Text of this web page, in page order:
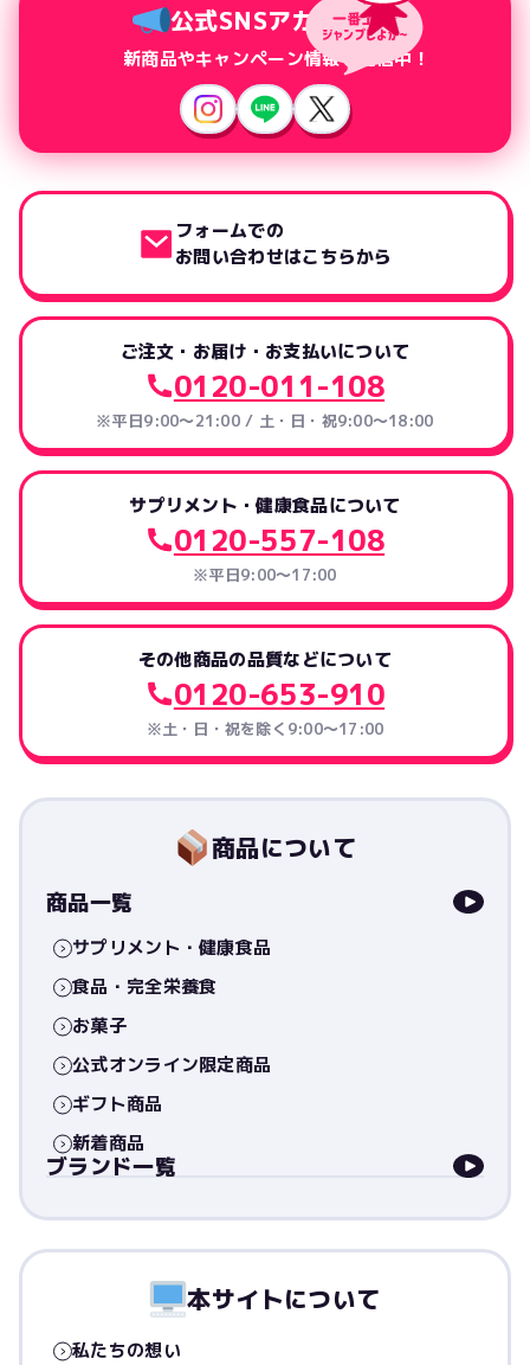
公式SNSアカウント
新商品やキャンペーン情報を配信中！
フォームでの
お問い合わせはこちらから
ご注文・お届け・お支払いについて
0120-011-108
※平日9:00～21:00 / 土・日・祝9:00～18:00
サプリメント・健康食品について
0120-557-108
※平日9:00～17:00
その他商品の品質などについて
0120-653-910
※土・日・祝を除く9:00〜17:00
商品について
商品一覧
サプリメント・健康食品
食品・完全栄養食
お菓子
公式オンライン限定商品
ギフト商品
新着商品
ブランド一覧
本サイトについて
私たちの想い